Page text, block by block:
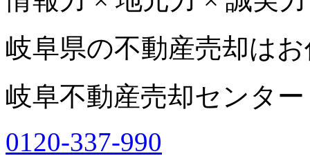
岐阜県の不動産売却は
岐阜不動産売却センター
0120-337-990